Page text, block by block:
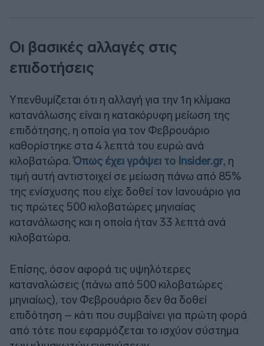
Οι βασικές αλλαγές στις
επιδοτήσεις
Υπενθυμίζεται ότι η αλλαγή για την 1η κλίμακα
κατανάλωσης είναι η κατακόρυφη μείωση της
επιδότησης, η οποία για τον Φεβρουάριο
καθορίστηκε στα 4 λεπτά του ευρώ ανά
κιλοβατώρα.Όπως έχει γράψει το Insider.gr, η
τιμή αυτή αντιστοιχεί σε μείωση πάνω από 85%
της ενίσχυσης που είχε δοθεί τον Ιανουάριο για
τις πρώτες 500 κιλοβατώρες μηνιαίας
κατανάλωσης και η οποία ήταν 33 λεπτά ανά
κιλοβατώρα.
Επίσης, όσον αφορά τις υψηλότερες
καταναλώσεις (πάνω από 500 κιλοβατώρες
μηνιαίως), τον Φεβρουάριο δεν θα δοθεί
επιδότηση – κάτι που συμβαίνει για πρώτη φορά
από τότε που εφαρμόζεται το ισχύον σύστημα